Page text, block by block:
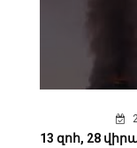
13 զոհ, 28